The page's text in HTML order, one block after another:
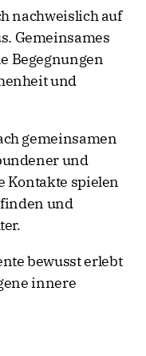
nachweislich auf
Gemeinsames
Begegnungen
und
gemeinsamen
und
Kontakte spielen
und
bewusst erlebt
innere